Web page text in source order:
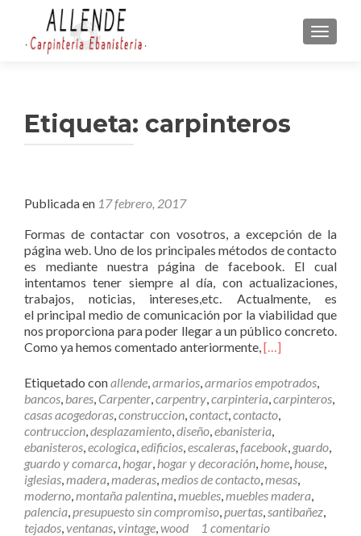
Etiqueta: carpinteros
Publicada en 17 febrero, 2017
Formas de contactar con vosotros, a excepción de la
página web. Uno de los principales métodos de contacto
es mediante nuestra página de facebook. El cual
intentamos tener siempre al día, con actualizaciones,
trabajos, noticias, intereses,etc. Actualmente, es
el principal medio de comunicación por la viabilidad que
nos proporciona para poder llegar a un público concreto.
Como ya hemos comentado anteriormente,L
e
r
m
á
s
C
ó
m
o
p
[…]
Etiquetado conallende,armarios,armarios empotrados,
bancos, bares, Carpenter,carpentry,carpinteria,carpinteros,
casas acogedoras,construccion,contact,contacto,
contruccion,desplazamiento,diseño,ebanisteria,
ebanisteros,ecologica,edificios,escaleras,facebook, guardo,
guardo y comarca, hogar, hogar y decoración, home, house,
iglesias,madera,maderas,medios de contacto,mesas,
moderno,montaña palentina,muebles,muebles madera,
palencia,presupuesto sin compromiso,puertas,santibañez,
tejados,ventanas,vintage,wood 1 comentario